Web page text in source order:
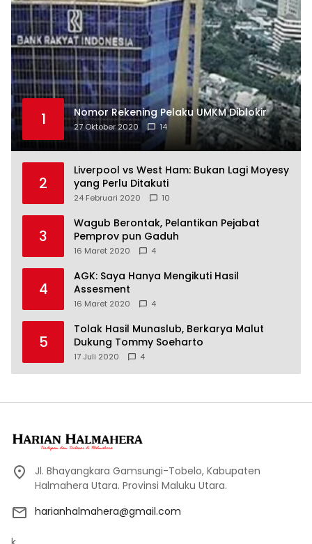
1 Nomor Rekening Pelaku UMKM Diblokir
27 Oktober 2020 14
2
Liverpool vs West Ham: Bukan Lagi Moyesy
yang Perlu Ditakuti
24 Februari 2020 10
3
Wagub Berontak, Pelantikan Pejabat
Pemprov pun Gaduh
16 Maret 2020 4
4
AGK: Saya Hanya Mengikuti Hasil
Assesment
16 Maret 2020 4
5
Tolak Hasil Munaslub, Berkarya Malut
Dukung Tommy Soeharto
17 Juli 2020 4
Jl. Bhayangkara Gamsungi-Tobelo, Kabupaten
Halmahera Utara. Provinsi Maluku Utara.
harianhalmahera@gmail.com